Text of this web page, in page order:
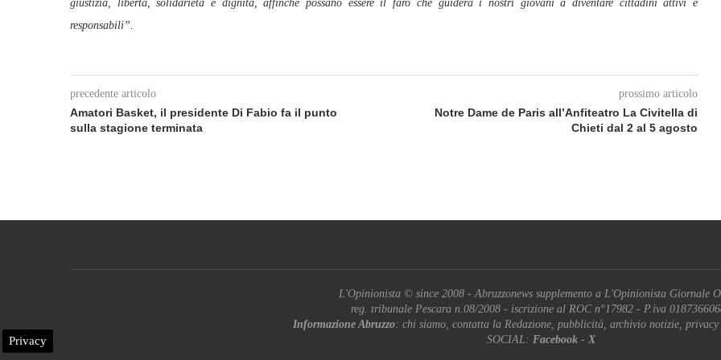
giustizia, libertà, solidarietà e dignità, affinché possano essere il faro che guiderà i nostri giovani a diventare cittadini attivi e
responsabili”.
precedente articolo
Amatori Basket, il presidente Di Fabio fa il punto
sulla stagione terminata
prossimo articolo
Notre Dame de Paris all’Anfiteatro La Civitella di
Chieti dal 2 al 5 agosto
L'Opinionista © since 2008 - Abruzzonews supplemento a L'Opinionista Giornale
reg. tribunale Pescara n.08/2008 - iscrizione al ROC n°17982 - P.iva
Informazione Abruzzo: chi siamo, contatta la Redazione, pubblicità, archivio notizie, privacy
SOCIAL: Facebook- X
Privacy